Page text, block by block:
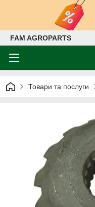
FAM AGROPARTS
Товари та послуги